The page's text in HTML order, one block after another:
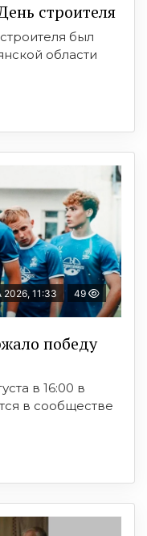
строителя
был
области
11:33 49
победу
в 16:00 в
в сообществе